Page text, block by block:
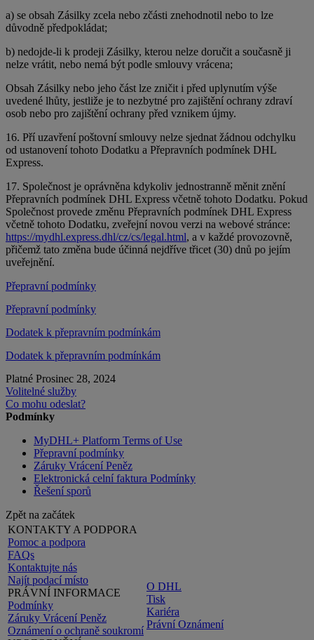
a) se obsah Zásilky zcela nebo zčásti znehodnotil nebo to lze
důvodně předpokládat;
b) nedojde-li k prodeji Zásilky, kterou nelze doručit a současně ji
nelze vrátit, nebo nemá být podle smlouvy vrácena;
Obsah Zásilky nebo jeho část lze zničit i před uplynutím výše
uvedené lhůty, jestliže je to nezbytné pro zajištění ochrany zdraví
osob nebo pro zajištění ochrany před vznikem újmy.
16. Pří uzavření poštovní smlouvy nelze sjednat žádnou odchylku
od ustanovení tohoto Dodatku a Přepravních podmínek DHL
Express.
17. Společnost je oprávněna kdykoliv jednostranně měnit znění
Přepravních podmínek DHL Express včetně tohoto Dodatku. Pokud
Společnost provede změnu Přepravních podmínek DHL Express
včetně tohoto Dodatku, zveřejní novou verzi na webové stránce:
https://mydhl.express.dhl/cz/cs/legal.html, a v každé provozovně,
přičemž tato změna bude účinná nejdříve třicet (30) dnů po jejím
uveřejnění.
Přepravní podmínky
Přepravní podmínky
Dodatek k přepravním podmínkám
Dodatek k přepravním podmínkám
Platné Prosinec 28, 2024
Volitelné služby
Co mohu odeslat?
Podmínky
MyDHL+ Platform Terms of Use
Přepravní podmínky
Záruky Vrácení Peněz
Elektronická celní faktura Podmínky
Řešení sporů
Zpět na začátek
KONTAKTY A PODPORA
Pomoc a podpora
FAQs
Kontaktujte nás
Najít podací místo
PRÁVNÍ INFORMACE
Podmínky
Záruky Vrácení Peněz
Oznámení o ochraně soukromí
O DHL
Tisk
Kariéra
Právní Oznámení